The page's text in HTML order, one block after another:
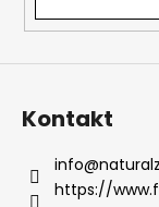
Kontakt
info@
https://